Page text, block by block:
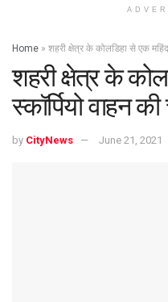
Home » शहरी क्षेत्र के कोलडिहा से एक
शहरी क्षेत्र के
स्कॉर्पियो वाहन
by CityNews June 21, 2021